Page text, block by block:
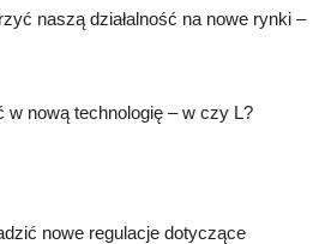
naszą działalność na nowe rynki –
nową technologię – w czy L?
nowe regulacje dotyczące